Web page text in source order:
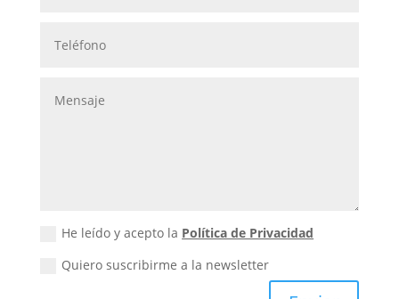
He leído y acepto la Política de Privacidad
Quiero suscribirme a la newsletter